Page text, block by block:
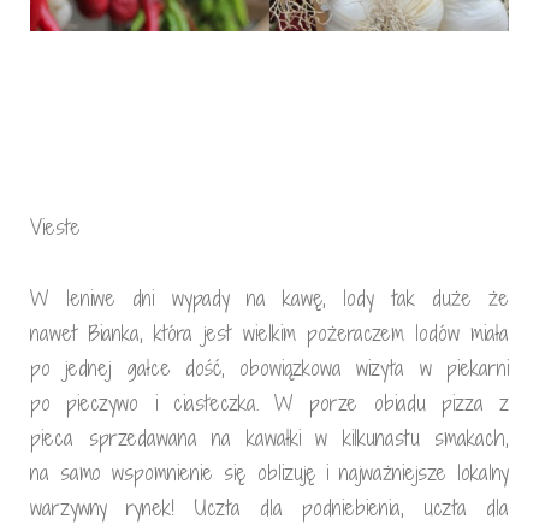
Vieste
W leniwe dni wypady na kawę, lody tak duże że
nawet Bianka, która jest wielkim pożeraczem lodów miała
po jednej gałce dość, obowiązkowa wizyta w piekarni
po pieczywo i ciasteczka. W porze obiadu pizza z
pieca sprzedawana na kawałki w kilkunastu smakach,
na samo wspomnienie się oblizuję i najważniejsze lokalny
warzywny rynek! Uczta dla podniebienia, uczta dla